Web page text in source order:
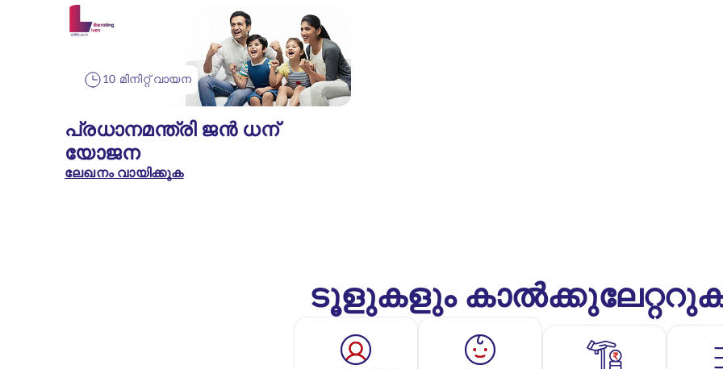
10 മിനിറ്റ് വായന
പ്രധാനമന്ത്രി ജൻ ധന്
യോജന
ലേഖനം വായിക്കുക
ടൂളുകളും